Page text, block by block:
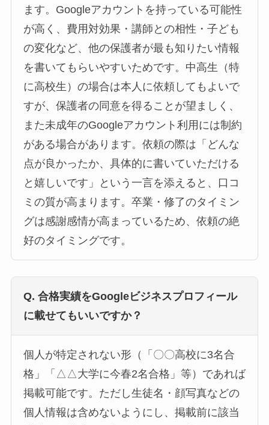
ます。Googleアカウントを持っている可能性
が高く、費用対効果・講師との相性・子ども
の変化など、他の保護者が最も知りたい情報
を書いてもらいやすいためです。中高生（特
に高校生）の場合は本人に依頼してもよいで
すが、保護者の同意を得ることが望ましく、
また未成年のGoogleアカウント利用には制約
がある場合があります。依頼の際は「どんな
点が良かったか、具体的に書いていただける
と嬉しいです」という一言を添えると、口コ
ミの質が高まります。卒業・修了のタイミン
グは感謝感情が高まっているため、依頼の絶
好のタイミングです。
Q. 合格実績をGoogleビジネスプロフィール
に載せてもいいですか？
個人が特定されない形（「〇〇高校に3名合
格」「△△大学に今春2名合格」等）であれば
掲載可能です。ただし生徒名・顔写真などの
個人情報は含めないようにし、掲載前に該当